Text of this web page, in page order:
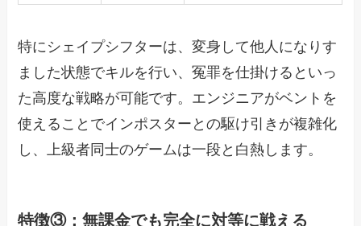
特にシェイプシフターは、変身して他人になりす
ました状態でキルを行い、冤罪を仕掛けるといっ
た高度な戦略が可能です。エンジニアがベントを
使えることでインポスターとの駆け引きが複雑化
し、上級者同士のゲームは一段と白熱します。
特徴③：無課金でも完全に対等に戦える